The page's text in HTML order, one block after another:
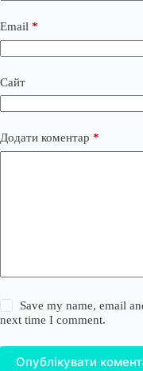
Email *
Сайт
Додати коментар *
Save my name, email
next time I comment.
Опублікувати